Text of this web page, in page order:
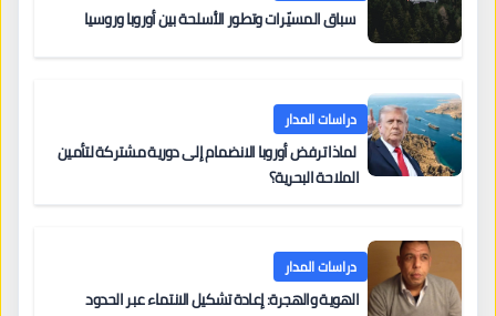
سباق المسيّرات وتطور الأسلحة بين أوروبا وروسيا
دراسات المدار
لماذا ترفض أوروبا الانضمام إلى دورية مشتركة لتأمين
الملاحة البحرية؟
دراسات المدار
الهوية والهجرة: إعادة تشكيل الانتماء عبر الحدود